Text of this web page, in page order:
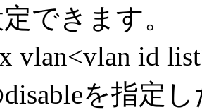
できます。
vlan<vlan id
disableを指定